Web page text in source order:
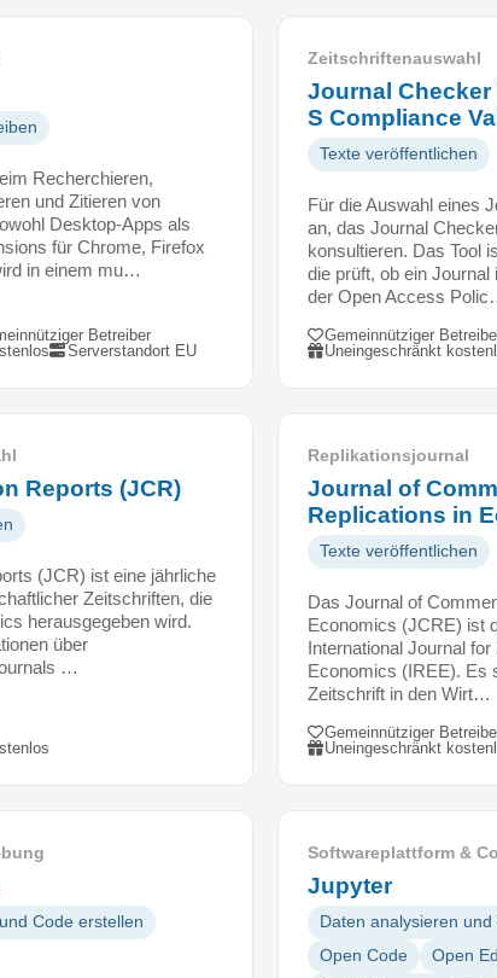
Recherchieren,
und Zitieren von
Desktop-Apps als
für Chrome, Firefox
in einem mu…
Betreiber
Serverstandort EU
Zeitschriftenauswahl
Journal Checker
S Compliance
Texte veröffentlichen
Für die Auswahl eines
an, das Journal
konsultieren. Das Tool
die prüft, ob ein
der Open Access
Gemeinnütziger
Uneingeschränkt
Reports (JCR)
(JCR) ist eine jährliche
Zeitschriften, die
herausgegeben wird.
über
…
Replikationsjournal
Journal of
Replications in
Texte veröffentlichen
Das Journal of
Economics (JCRE) ist
International Journal
Economics (IREE). Es
Zeitschrift in den Wirt…
Gemeinnütziger
Uneingeschränkt
Code erstellen
Softwareplattform &
Jupyter
Daten analysieren
Open Code
Open